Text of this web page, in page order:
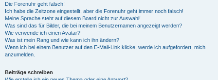
Die Forenuhr geht falsch!
Ich habe die Zeitzone eingestellt, aber die Forenuhr geht immer noch falsch!
Meine Sprache steht auf diesem Board nicht zur Auswahl!
Was sind das für Bilder, die bei meinem Benutzernamen angezeigt werden?
Wie verwende ich einen Avatar?
Was ist mein Rang und wie kann ich ihn ändern?
Wenn ich bei einem Benutzer auf den E-Mail-Link klicke, werde ich aufgefordert, mich
anzumelden.
Beiträge schreiben